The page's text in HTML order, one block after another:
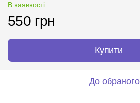
В наявності
550 грн
Купити
До обраного